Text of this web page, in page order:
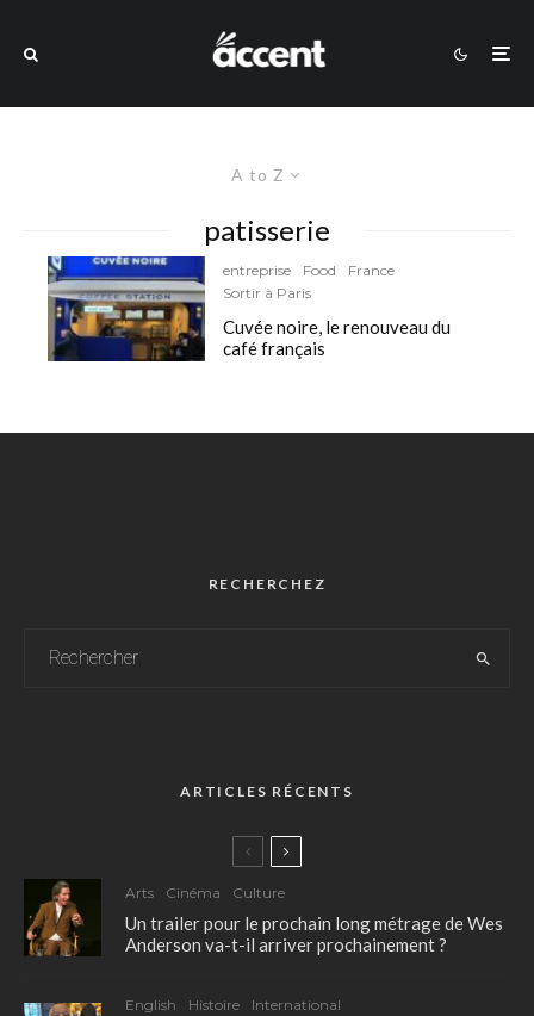
A to Z
patisserie
entreprise Food
France
Sortir à Paris
Cuvée noire, le renouveau du
café français
RECHERCHEZ
ARTICLES RÉCENTS
Arts Cinéma Culture
Un trailer pour le prochain long métrage de Wes
Anderson va-t-il arriver prochainement ?
English Histoire International